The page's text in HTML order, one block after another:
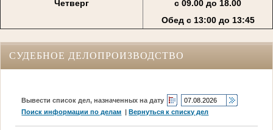
Четверг
с 09.00 до 18.00
Обед с 13:00 до 13:45
СУДЕБНОЕ ДЕЛОПРОИЗВОДСТВО
Вывести список дел, назначенных на дату
Поиск информации по делам |Вернуться к списку дел